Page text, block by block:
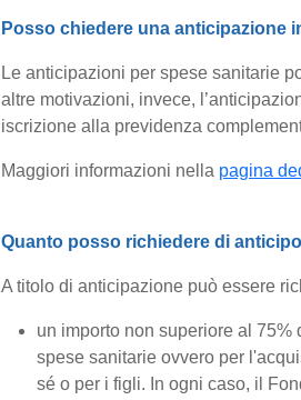
Posso chiedere una anticipazione
Le anticipazioni per spese sanitarie
altre motivazioni, invece,
iscrizione alla previdenza
Maggiori informazioni nella pagina
Quanto posso richiedere di
A titolo di anticipazione può essere
un importo non superiore al
spese sanitarie ovvero per
sé o per i figli. In ogni caso, il